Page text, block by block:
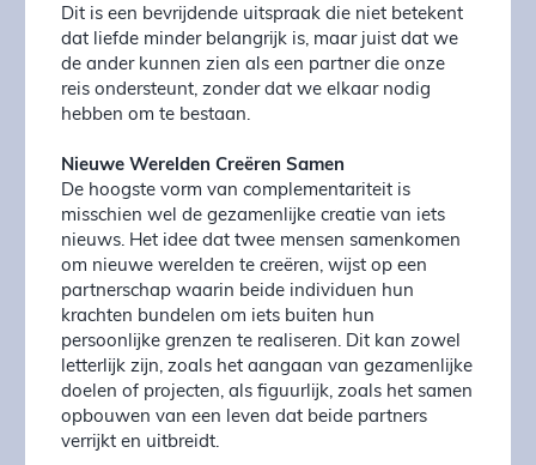
Dit is een bevrijdende uitspraak die niet betekent
dat liefde minder belangrijk is, maar juist dat we
de ander kunnen zien als een partner die onze
reis ondersteunt, zonder dat we elkaar nodig
hebben om te bestaan.
Nieuwe Werelden Creëren Samen
De hoogste vorm van complementariteit is
misschien wel de gezamenlijke creatie van iets
nieuws. Het idee dat twee mensen samenkomen
om nieuwe werelden te creëren, wijst op een
partnerschap waarin beide individuen hun
krachten bundelen om iets buiten hun
persoonlijke grenzen te realiseren. Dit kan zowel
letterlijk zijn, zoals het aangaan van gezamenlijke
doelen of projecten, als figuurlijk, zoals het samen
opbouwen van een leven dat beide partners
verrijkt en uitbreidt.